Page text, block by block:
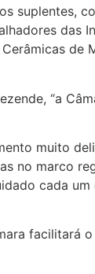
suplentes,
das
de
“a
muito
no marco
cada um
facilitará